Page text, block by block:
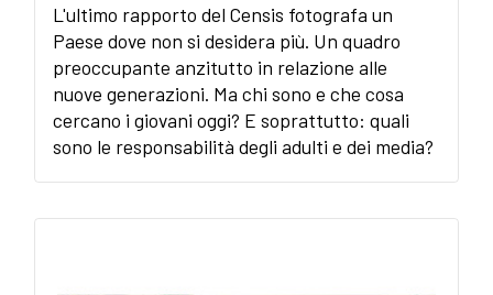
L'ultimo rapporto del Censis fotografa un
Paese dove non si desidera più. Un quadro
preoccupante anzitutto in relazione alle
nuove generazioni. Ma chi sono e che cosa
cercano i giovani oggi? E soprattutto: quali
sono le responsabilità degli adulti e dei media?